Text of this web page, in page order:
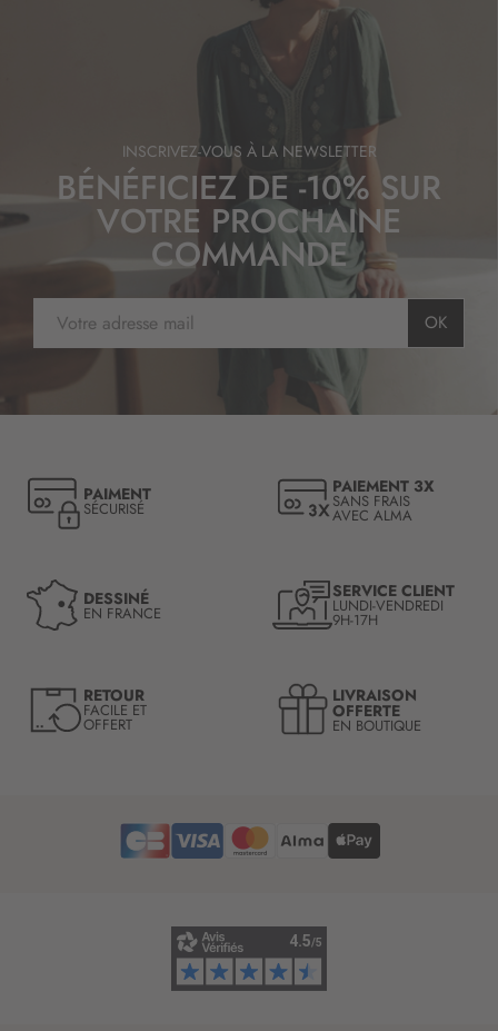
INSCRIVEZ-VOUS À LA NEWSLETTER
BÉNÉFICIEZ DE -10% SUR
VOTRE PROCHAINE
COMMANDE
s
t
i
o
n
o
e
e
OK
PAIMENT
SÉCURISÉ
PAIEMENT 3X
SANS FRAIS
AVEC ALMA
DESSINÉ
EN FRANCE
SERVICE CLIENT
LUNDI-VENDREDI
9H-17H
RETOUR
FACILE ET
OFFERT
LIVRAISON
OFFERTE
EN BOUTIQUE